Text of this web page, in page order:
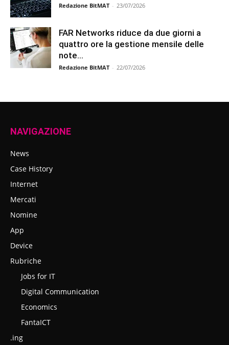
Redazione BitMAT - 23/07/2026
FAR Networks riduce da due giorni a
quattro ore la gestione mensile delle
note...
Redazione BitMAT - 22/07/2026
NAVIGAZIONE
News
Case History
Internet
Mercati
Nomine
App
Device
Rubriche
Jobs for IT
Digital Communication
Economics
FantaICT
.ing